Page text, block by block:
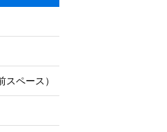
スペース）